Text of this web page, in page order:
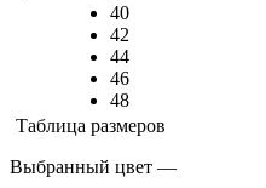
40
42
44
46
48
Таблица размеров
Выбранный цвет —